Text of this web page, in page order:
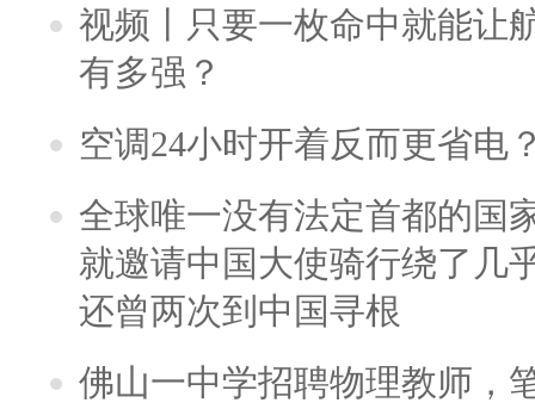
视频丨只要一枚命中就能让
有多强？
空调24小时开着反而更省电
全球唯一没有法定首都的国
就邀请中国大使骑行绕了几
还曾两次到中国寻根
佛山一中学招聘物理教师，